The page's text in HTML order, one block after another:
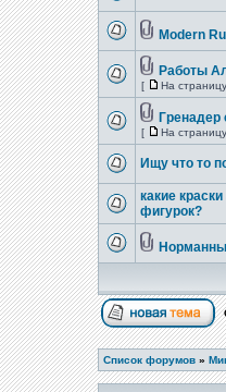
Modern
Работы
[ На
Гренадер
[ На
Ищу что то
какие
фигурок?
Список форумов »